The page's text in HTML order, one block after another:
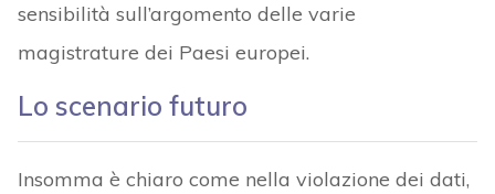
sensibilità sull’argomento delle varie
magistrature dei Paesi europei.
Lo scenario futuro
Insomma è chiaro come nella violazione dei dati,